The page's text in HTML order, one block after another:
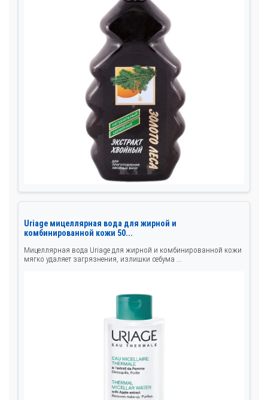
Uriage мицеллярная вода для жирной и
комбинированной кожи 50...
Мицеллярная вода Uriage для жирной и комбинированной кожи
мягко удаляет загрязнения, излишки себума ...